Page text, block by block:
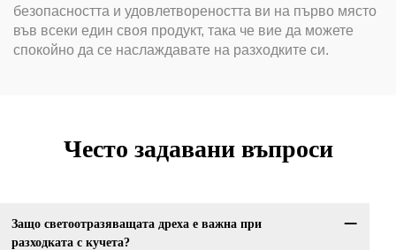
безопасността и удовлетвореността ви на първо място
във всеки един своя продукт, така че вие да можете
спокойно да се наслаждавате на разходките си.
Често задавани въпроси
Защо светоотразяващата дреха е важна при
разходката с кучета?